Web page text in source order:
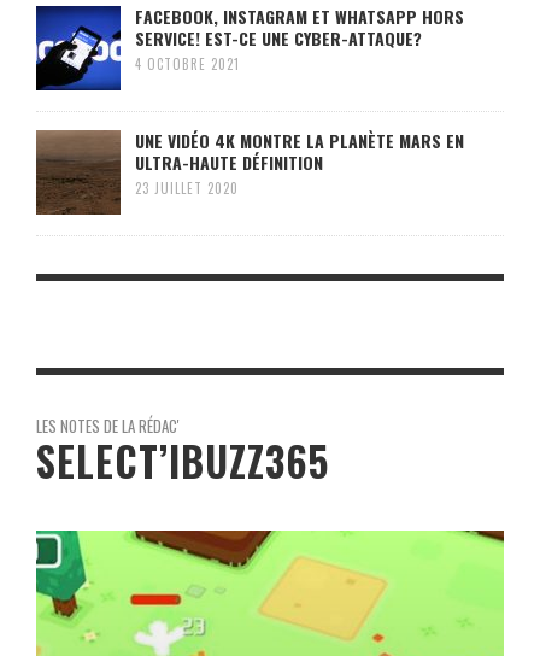
FACEBOOK, INSTAGRAM ET WHATSAPP HORS
SERVICE! EST-CE UNE CYBER-ATTAQUE?
4 OCTOBRE 2021
UNE VIDÉO 4K MONTRE LA PLANÈTE MARS EN
ULTRA-HAUTE DÉFINITION
23 JUILLET 2020
LES NOTES DE LA RÉDAC'
SELECT’IBUZZ365